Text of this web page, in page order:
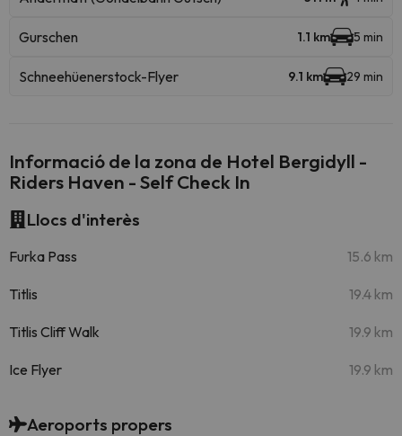
Gurschen 1.1 km 5 min
Schneehüenerstock-Flyer 9.1 km 29 min
Informació de la zona de Hotel Bergidyll -
Riders Haven - Self Check In
Llocs d'interès
Furka Pass 15.6 km
Titlis 19.4 km
Titlis Cliff Walk 19.9 km
Ice Flyer 19.9 km
Aeroports propers